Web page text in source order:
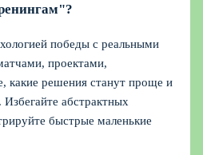
победы с реальными
проектами,
какие решения станут проще и
абстрактных
быстрые маленькие